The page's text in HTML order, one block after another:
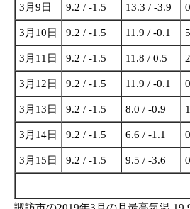
3月9日 9.2 / -1.5 13.3 / -3.9 0
3月10日 9.2 / -1.5 11.9 / -0.1 5
3月11日 9.2 / -1.5 11.8 / 0.5
3月12日 9.2 / -1.5 11.9 / -0.1 0
3月13日 9.2 / -1.5 8.0 / -0.9 1
3月14日 9.2 / -1.5 6.6 / -1.1 0
3月15日 9.2 / -1.5 9.5 / -3.6 0